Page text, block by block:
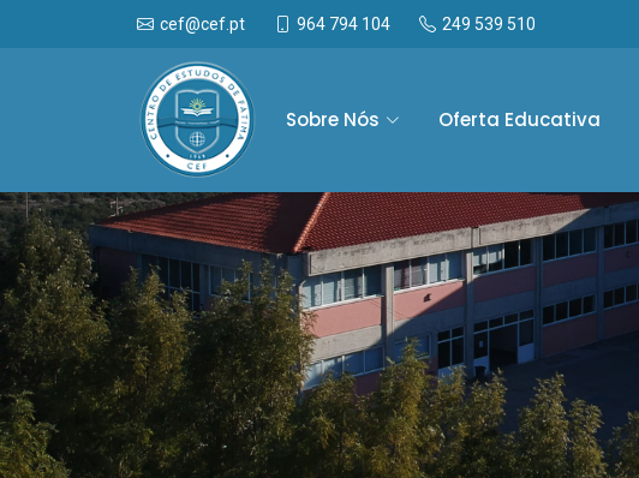
cef@cef.pt 964 794 104 249 539 510
Sobre Nós Oferta Educativa